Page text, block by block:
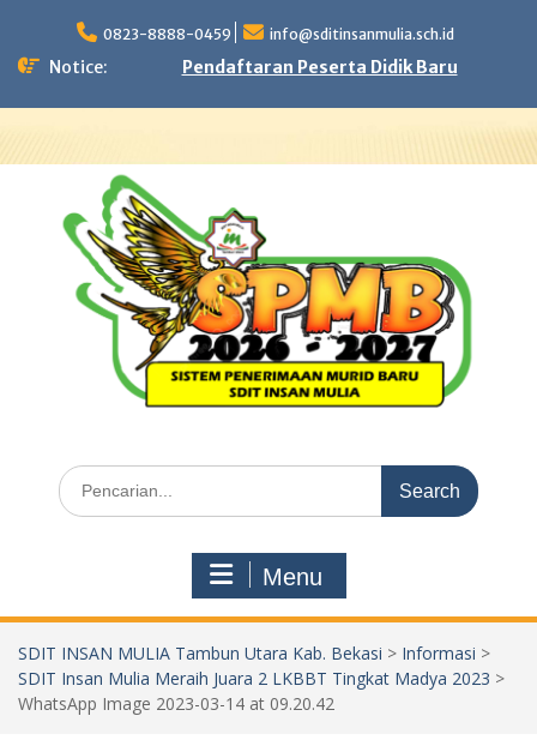
content
0823-8888-0459 info@sditinsanmulia.sch.id
Notice: Pendaftaran Peserta Didik Baru
Search
for:
Menu
SDIT INSAN MULIA Tambun Utara Kab. Bekasi > Informasi >
SDIT Insan Mulia Meraih Juara 2 LKBBT Tingkat Madya 2023 >
WhatsApp Image 2023-03-14 at 09.20.42